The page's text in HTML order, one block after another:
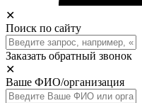
✕
Поиск по сайту
Заказать обратный звонок
✕
Ваше ФИО/организация